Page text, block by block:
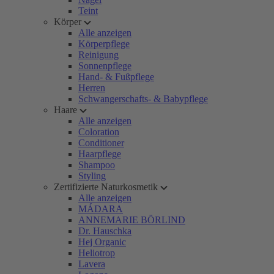
Teint
Körper
Alle anzeigen
Körperpflege
Reinigung
Sonnenpflege
Hand- & Fußpflege
Herren
Schwangerschafts- & Babypflege
Haare
Alle anzeigen
Coloration
Conditioner
Haarpflege
Shampoo
Styling
Zertifizierte Naturkosmetik
Alle anzeigen
MÁDARA
ANNEMARIE BÖRLIND
Dr. Hauschka
Hej Organic
Heliotrop
Lavera